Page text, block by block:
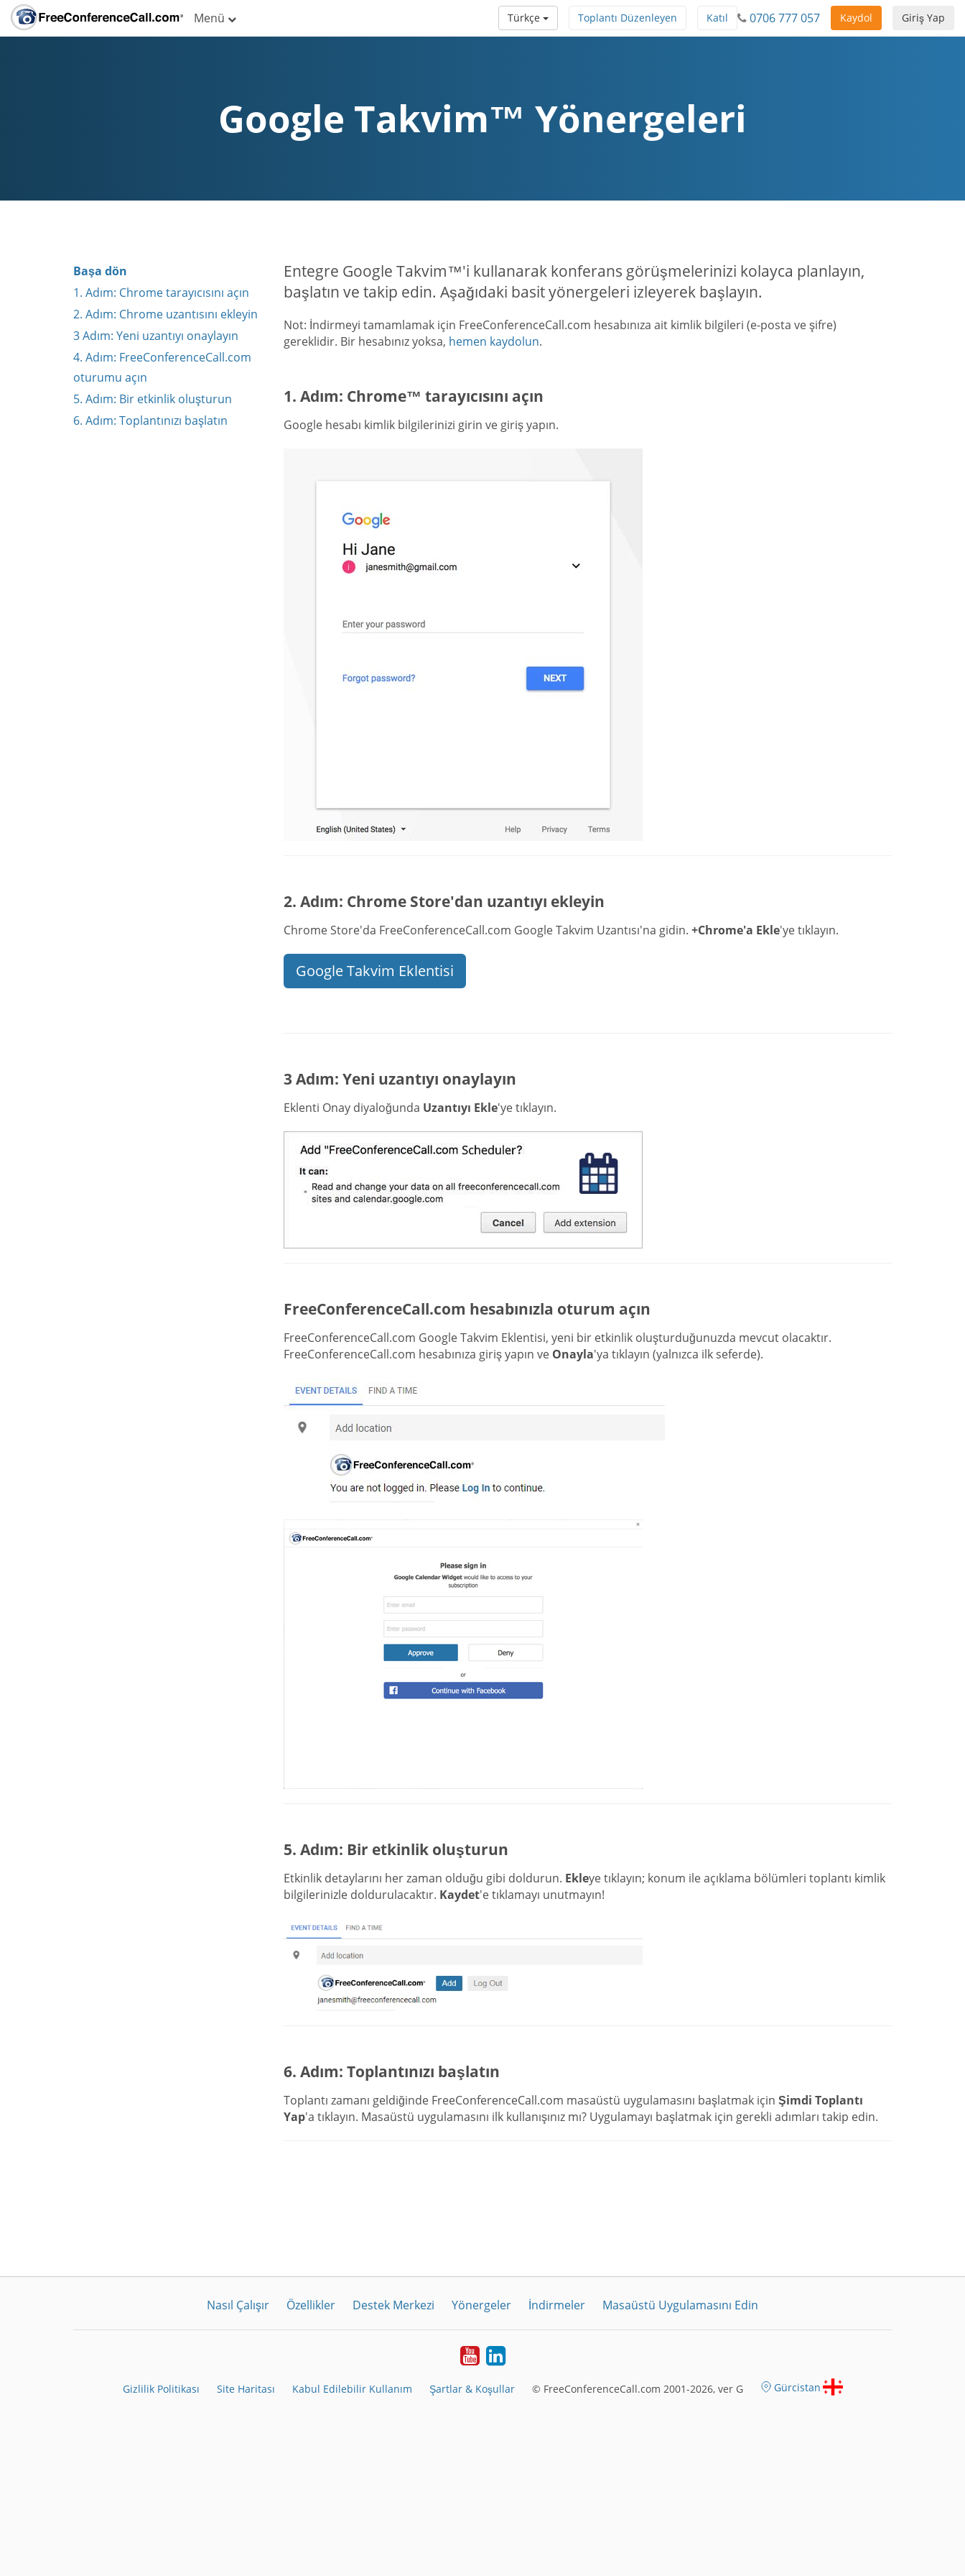
Menü Giriş Yap
Kaydol
0706 777 057
Katıl
Toplantı Düzenleyen
Türkçe
Google Takvim™ Yönergeleri
Başa dön
1. Adım: Chrome tarayıcısını açın
2. Adım: Chrome uzantısını ekleyin
3 Adım: Yeni uzantıyı onaylayın
4. Adım: FreeConferenceCall.com
oturumu açın
5. Adım: Bir etkinlik oluşturun
6. Adım: Toplantınızı başlatın
Entegre Google Takvim™'i kullanarak konferans görüşmelerinizi kolayca planlayın,
başlatın ve takip edin. Aşağıdaki basit yönergeleri izleyerek başlayın.
Not: İndirmeyi tamamlamak için FreeConferenceCall.com hesabınıza ait kimlik bilgileri (e-posta ve şifre)
gereklidir. Bir hesabınız yoksa, hemen kaydolun.
1. Adım: Chrome™ tarayıcısını açın
Google hesabı kimlik bilgilerinizi girin ve giriş yapın.
2. Adım: Chrome Store'dan uzantıyı ekleyin
Chrome Store'da FreeConferenceCall.com Google Takvim Uzantısı'na gidin. +Chrome'a Ekle'ye tıklayın.
Google Takvim Eklentisi
3 Adım: Yeni uzantıyı onaylayın
Eklenti Onay diyaloğunda Uzantıyı Ekle'ye tıklayın.
FreeConferenceCall.com hesabınızla oturum açın
FreeConferenceCall.com Google Takvim Eklentisi, yeni bir etkinlik oluşturduğunuzda mevcut olacaktır.
FreeConferenceCall.com hesabınıza giriş yapın ve Onayla'ya tıklayın (yalnızca ilk seferde).
5. Adım: Bir etkinlik oluşturun
Etkinlik detaylarını her zaman olduğu gibi doldurun. Ekleye tıklayın; konum ile açıklama bölümleri toplantı kimlik
bilgilerinizle doldurulacaktır. Kaydet'e tıklamayı unutmayın!
6. Adım: Toplantınızı başlatın
Toplantı zamanı geldiğinde FreeConferenceCall.com masaüstü uygulamasını başlatmak için Şimdi Toplantı
Yap'a tıklayın. Masaüstü uygulamasını ilk kullanışınız mı? Uygulamayı başlatmak için gerekli adımları takip edin.
Nasıl Çalışır Özellikler Destek Merkezi Yönergeler İndirmeler Masaüstü Uygulamasını Edin
YoutubeLinkedIn
Gizlilik Politikası Site Haritası Kabul Edilebilir Kullanım Şartlar & Koşullar © FreeConferenceCall.com 2001-2026, ver G Gürcistan